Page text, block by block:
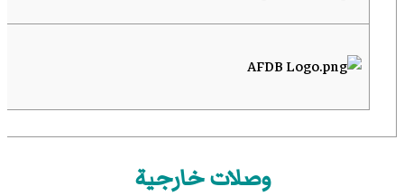
وصلات خارجية